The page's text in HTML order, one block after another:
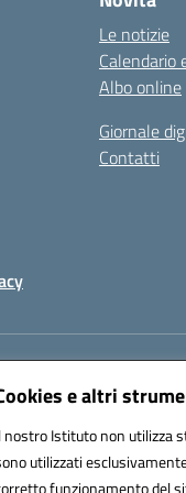
e altri
nostro Istituto non utilizza
utilizzati
funzionamento del
Le notizie
Calendario
Albo online
Giornale
Contatti
certificata (PEC):